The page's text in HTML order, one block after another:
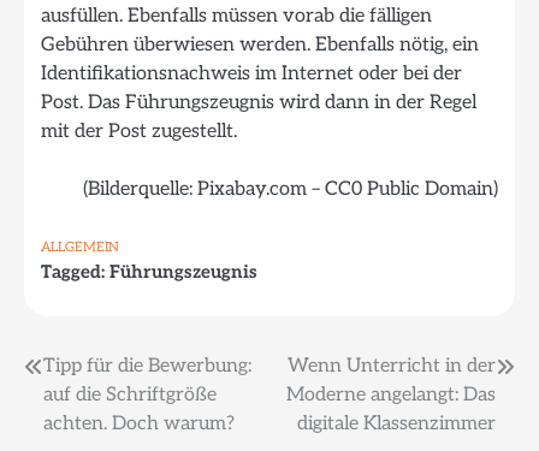
ausfüllen. Ebenfalls müssen vorab die fälligen
Gebühren überwiesen werden. Ebenfalls nötig, ein
Identifikationsnachweis im Internet oder bei der
Post. Das Führungszeugnis wird dann in der Regel
mit der Post zugestellt.
(Bilderquelle: Pixabay.com – CC0 Public Domain)
ALLGEMEIN
Tagged: Führungszeugnis
Beitragsnavigation
Tipp für die Bewerbung:
auf die Schriftgröße
achten. Doch warum?
Wenn Unterricht in der
Moderne angelangt: Das
digitale Klassenzimmer